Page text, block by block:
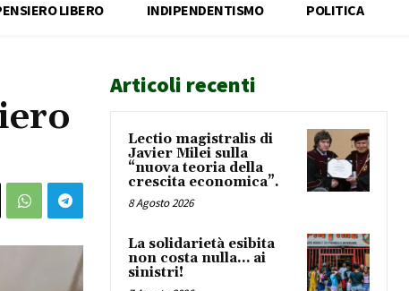
LIBERO INDIPENDENTISMO POLITICA
Articoli recenti
Lectio magistralis di
Javier Milei sulla
“nuova teoria della
crescita economica”.
8 Agosto 2026
La solidarietà esibita
non costa nulla… ai
sinistri!